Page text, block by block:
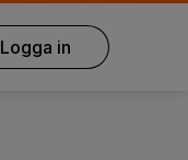
Logga in